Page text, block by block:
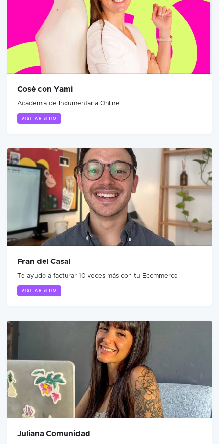
Cosé con Yami
Academia de Indumentaria Online
VISITAR SITIO
Fran del Casal
Te ayudo a facturar 10 veces más con tu Ecommerce
VISITAR SITIO
Juliana Comunidad